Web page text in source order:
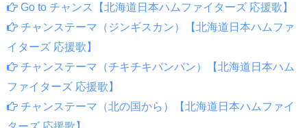
Go to チャンス【北海道日本ハムファイターズ 応援歌】
チャンステーマ（ジンギスカン）【北海道日本ハムファ
イターズ 応援歌】
チャンステーマ（チキチキバンバン）【北海道日本ハム
ファイターズ 応援歌】
チャンステーマ（北の国から）【北海道日本ハムファイ